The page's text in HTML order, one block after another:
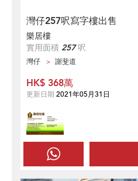
灣仔257呎寫字樓出售
樂居樓
實用面積 257呎
灣仔 謝斐道
HK$ 368萬
更新日期 2021年05月31日